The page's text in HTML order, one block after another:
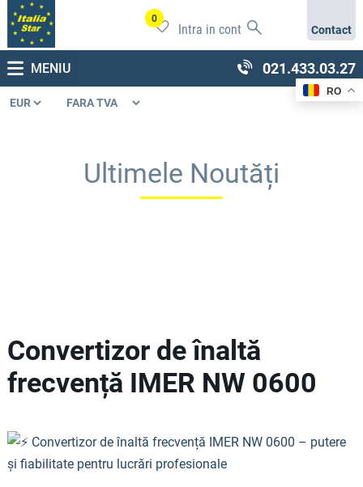
0
Intra in cont Contact
MENIU 021.433.03.27
Ultimele Noutăți
Convertizor de înaltă
frecvență IMER NW 0600
Convertizor de înaltă frecvență IMER NW 0600 – putere
și fiabilitate pentru lucrări profesionale
RO